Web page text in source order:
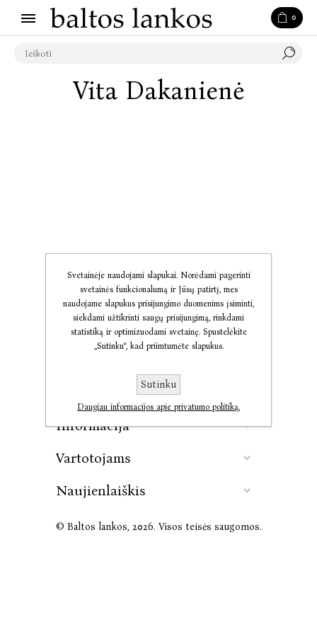
0
Vita Dakanienė
Informacija
Vartotojams
Naujienlaiškis
© Baltos lankos, 2026. Visos teisės saugomos.
Svetainėje naudojami slapukai. Norėdami pagerinti
svetainės funkcionalumą ir Jūsų patirtį, mes
naudojame slapukus prisijungimo duomenims įsiminti,
siekdami užtikrinti saugų prisijungimą, rinkdami
statistiką ir optimizuodami svetainę. Spustelėkite
„Sutinku“, kad priimtumėte slapukus.
Sutinku
Daugiau informacijos apie privatumo politiką.